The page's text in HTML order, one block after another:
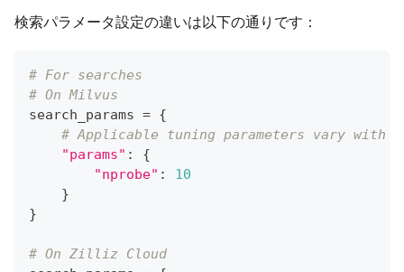
検索パラメータ設定の違いは以下の通りです：
# For searches
# On Milvus
search_params = {
# Applicable tuning parameters vary with
"params" :
{
"nprobe" :
10
}
}
# On Zilliz Cloud